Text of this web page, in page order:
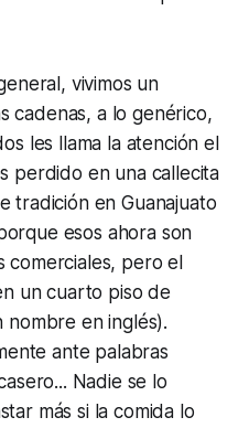
vivimos un
cadenas, a lo genérico,
les llama la atención el
perdido en una callecita
tradición en Guanajuato
esos ahora son
comerciales, pero el
un cuarto piso de
nombre en inglés).
ante palabras
Nadie se lo
más si la comida lo